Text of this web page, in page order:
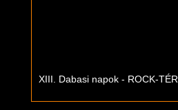
XIII. Dabasi napok - ROCK-TÉR